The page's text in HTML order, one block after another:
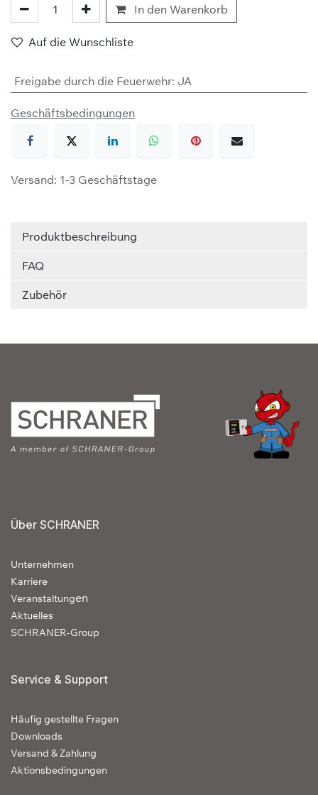
In den Warenkorb
Auf die Wunschliste
Freigabe durch die Feuerwehr: JA
Geschäftsbedingungen
Versand: 1-3 Geschäftstage
Produktbeschreibung
FAQ
Zubehör
Über SCHRANER
Unternehmen
Karriere
Veranstaltungen
Aktuelles
SCHRANER-Group
Service & Support
Häufig gestellte Fragen
Downloads
Versand & Zahlung
Aktionsbedingungen